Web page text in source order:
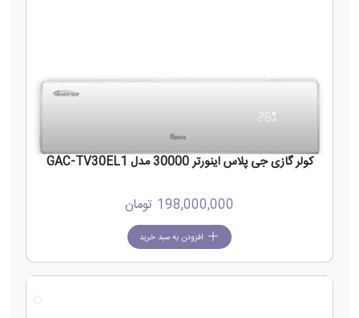
کولر گازی جی پلاس اینورتر 30000 مدل GAC-TV30EL1
198,000,000 تومان
افزودن به سبد خرید